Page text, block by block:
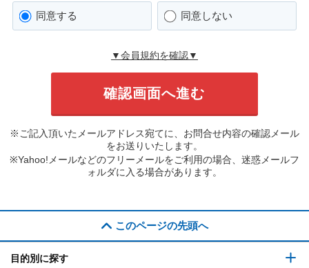
同意する 同意しない
▼会員規約を確認▼
※ご記入頂いたメールアドレス宛てに、お問合せ内容の確認メール
をお送りいたします。
※Yahoo!メールなどのフリーメールをご利用の場合、迷惑メールフ
ォルダに入る場合があります。
このページの先頭へ
目的別に探す